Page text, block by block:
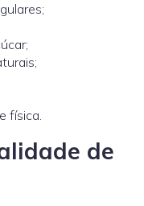
física.
de